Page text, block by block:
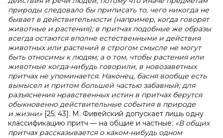
природы следовало бы приписать то, чего никогда не
бывает в действительности (например, когда говорят
животные и растения); в притчах подобные же образы
всегда остаются вполне естественными и действия
животных или растений в строгом смысле не могут
быть относимы к людям; а о том, чтобы растения или
животные когда-нибудь говорили, в новозаветных
притчах не упоминается. Наконец, басня вообще есть
вымысел и притом большей частью забавный; для
разъяснения нравственных истин в притчах берутся
обыкновенно действительные события в природе
и жизни» [25; 43]. М. Фивейский допускает лишь одну
классификацию притч — на общие и частные: «В общих
притчах рассказывается о каком-нибудь одном